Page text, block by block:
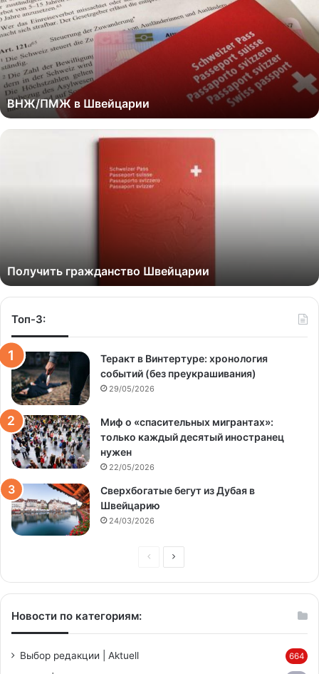
ВНЖ/ПМЖ в Швейцарии
Получить гражданство Швейцарии
Топ-3:
Теракт в Винтертуре: хронология
событий (без преукрашивания)
29/05/2026
Миф о «спасительных мигрантах»:
только каждый десятый иностранец
нужен
22/05/2026
Сверхбогатые бегут из Дубая в
Швейцарию
24/03/2026
Предыдущая
Следующая
Новости по категориям:
Выбор редакции | Aktuell 664